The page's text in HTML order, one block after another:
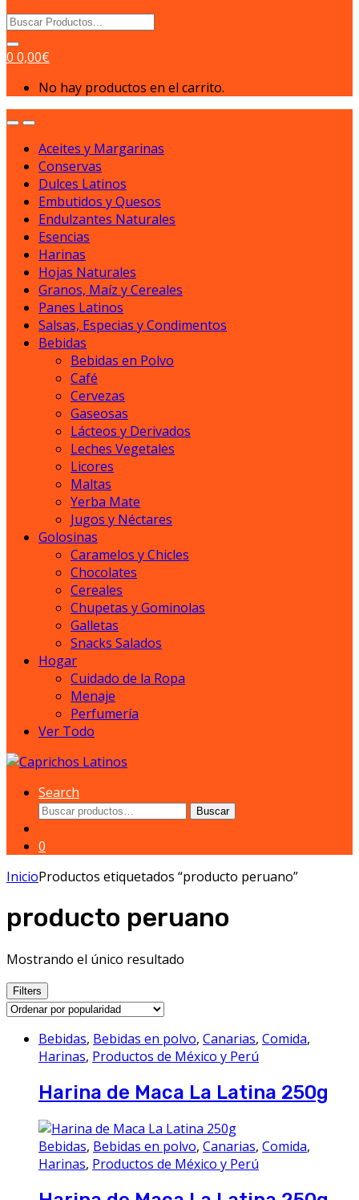
Search
for:
0 0,00€
No hay productos en el carrito.
Aceites y Margarinas
Conservas
Dulces Latinos
Embutidos y Quesos
Endulzantes Naturales
Esencias
Harinas
Hojas Naturales
Granos, Maíz y Cereales
Panes Latinos
Salsas, Especias y Condimentos
Bebidas
Bebidas en Polvo
Café
Cervezas
Gaseosas
Lácteos y Derivados
Leches Vegetales
Licores
Maltas
Yerba Mate
Jugos y Néctares
Golosinas
Caramelos y Chicles
Chocolates
Cereales
Chupetas y Gominolas
Galletas
Snacks Salados
Hogar
Cuidado de la Ropa
Menaje
Perfumería
Ver Todo
Search
Buscar
Buscar
0
InicioProductos etiquetados “producto peruano”
producto peruano
Mostrando el único resultado
Filters
Bebidas, Bebidas en polvo, Canarias, Comida,
Harinas, Productos de México y Perú
Harina de Maca La Latina 250g
Bebidas, Bebidas en polvo, Canarias, Comida,
Harinas, Productos de México y Perú